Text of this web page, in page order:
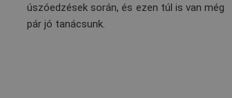
úszóedzések során, és ezen túl is van még
pár jó tanácsunk.